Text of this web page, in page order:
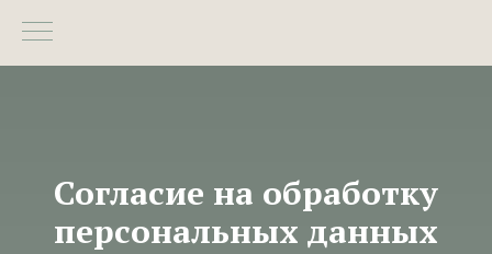
Согласие на обработку
персональных данных